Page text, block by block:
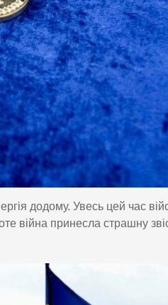
додому. Увесь цей час
війна принесла страшну